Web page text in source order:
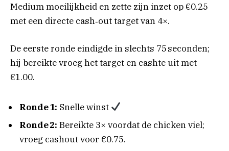
Medium moeilijkheid en zette zijn inzet op €0.25
met een directe cash‑out target van 4×.
De eerste ronde eindigde in slechts 75 seconden;
hij bereikte vroeg het target en cashte uit met
€1.00.
Ronde 1: Snelle winst
Ronde 2: Bereikte 3× voordat de chicken viel;
vroeg cashout voor €0.75.